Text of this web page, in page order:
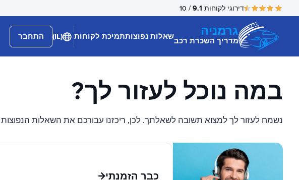
דירוגי לקוחות 9.1
/ 10
גרמניה
מדריך השכרת רכבשאלות נפוצותתמיכת לקוחות (IL) התחבר
במה נוכל לעזור לך?
נשמח לעזור לך למצוא תשובה לשאלתך. לכן, ריכזנו עבורכם את השאלות
כבר הזמנתי